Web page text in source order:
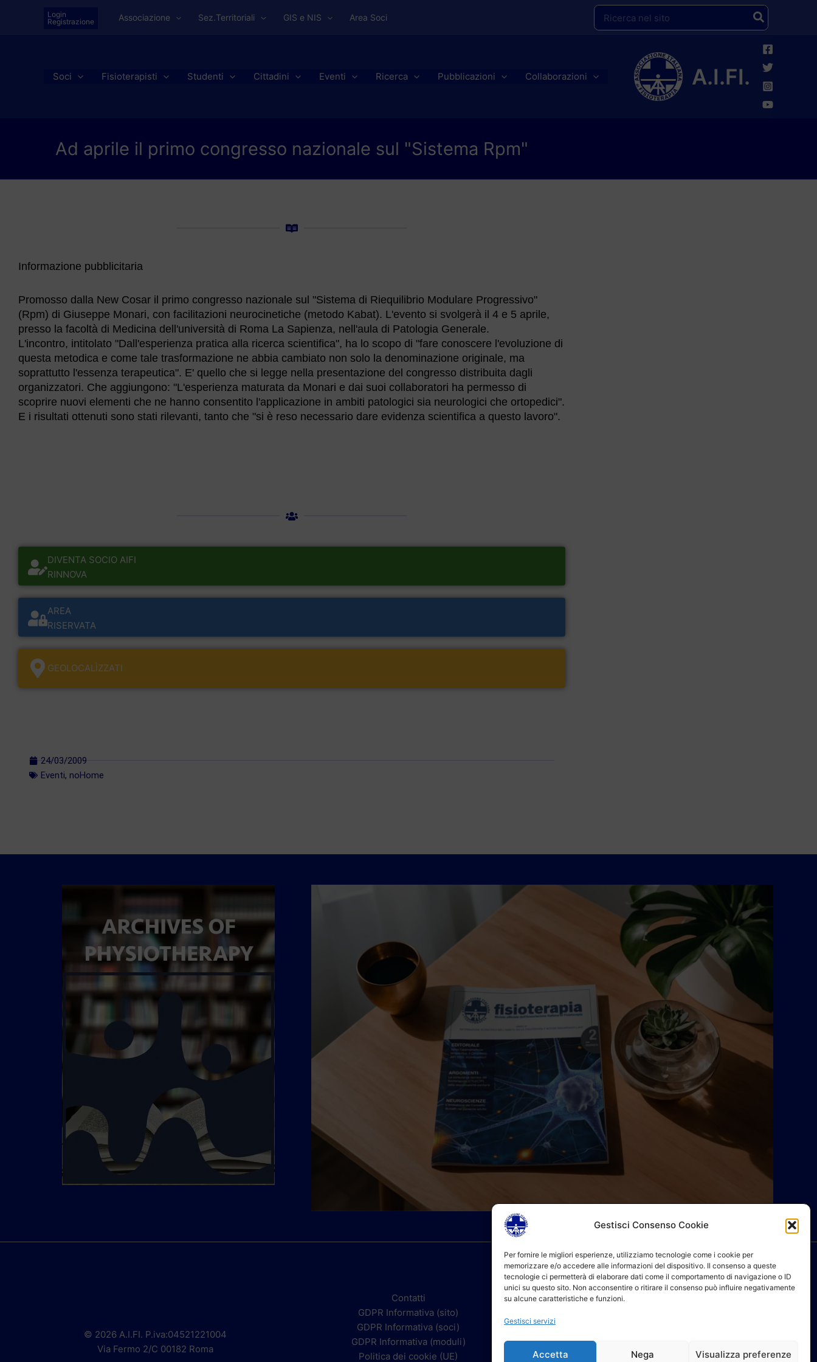
Gestisci Consenso Cookie
Per fornire le migliori esperienze, utilizziamo tecnologie come i cookie per
memorizzare e/o accedere alle informazioni del dispositivo. Il consenso a queste
tecnologie ci permetterà di elaborare dati come il comportamento di navigazione o ID
unici su questo sito. Non acconsentire o ritirare il consenso può influire negativamente
su alcune caratteristiche e funzioni.
Gestisci servizi
Accetta Nega Visualizza preferenze
Login
Registrazione
Associazione Sez.Territoriali GIS e NIS Area Soci
Ricerca
per:
Soci Fisioterapisti Studenti Cittadini Eventi Ricerca Pubblicazioni Collaborazioni A.I.FI.
Ad aprile il primo congresso nazionale sul "Sistema Rpm"
Informazione pubblicitaria
Promosso dalla New Cosar il primo congresso nazionale sul "Sistema di Riequilibrio Modulare Progressivo"
(Rpm) di Giuseppe Monari, con facilitazioni neurocinetiche (metodo Kabat). L'evento si svolgerà il 4 e 5 aprile,
presso la facoltà di Medicina dell'università di Roma La Sapienza, nell'aula di Patologia Generale.
L'incontro, intitolato "Dall'esperienza pratica alla ricerca scientifica", ha lo scopo di "fare conoscere l'evoluzione di
questa metodica e come tale trasformazione ne abbia cambiato non solo la denominazione originale, ma
soprattutto l'essenza terapeutica". E' quello che si legge nella presentazione del congresso distribuita dagli
organizzatori. Che aggiungono: "L'esperienza maturata da Monari e dai suoi collaboratori ha permesso di
scoprire nuovi elementi che ne hanno consentito l'applicazione in ambiti patologici sia neurologici che ortopedici".
E i risultati ottenuti sono stati rilevanti, tanto che "si è reso necessario dare evidenza scientifica a questo lavoro".
DIVENTA SOCIO AIFI
RINNOVA
AREA
RISERVATA
GEOLOCALÌZZATI
24/03/2009
Eventi, noHome
© 2026 A.I.FI. P.iva:04521221004
Via Fermo 2/C 00182 Roma
Contatti
GDPR Informativa (sito)
GDPR Informativa (soci)
GDPR Informativa (moduli)
Politica dei cookie (UE)